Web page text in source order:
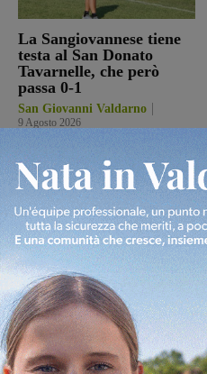
La Sangiovannese tiene
testa al San Donato
Tavarnelle, che però
passa 0-1
San Giovanni Valdarno
9 Agosto 2026
Campionato di serie D,
domani i calendari
Calcio 9 Agosto 2026